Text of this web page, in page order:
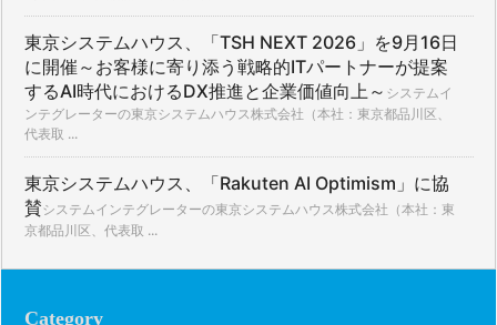
東京システムハウス、「TSH NEXT 2026」を9月16日
に開催～お客様に寄り添う戦略的ITパートナーが提案
するAI時代におけるDX推進と企業価値向上～ システムイ
ンテグレーターの東京システムハウス株式会社（本社：東京都品川区、
代表取 ...
東京システムハウス、「Rakuten AI Optimism」に協
賛システムインテグレーターの東京システムハウス株式会社（本社：東
京都品川区、代表取 ...
Category